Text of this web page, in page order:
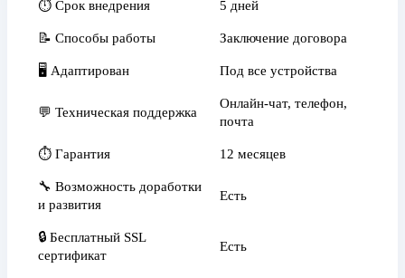
⏱️ Срок внедрения 5 дней
📝 Способы работы Заключение договора
🖥 Адаптирован Под все устройства
💬 Техническая поддержка
Онлайн-чат, телефон,
почта
⏱️ Гарантия 12 месяцев
🔧 Возможность доработки
и развития
Есть
🔒 Бесплатный SSL
сертификат
Есть